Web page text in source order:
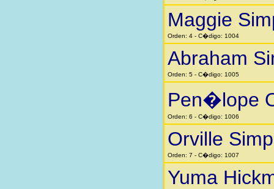
Maggie
Orden: 4 - C�digo: 1004
Abraham
Orden: 5 - C�digo: 1005
Pen�lope
Orden: 6 - C�digo: 1006
Orville
Orden: 7 - C�digo: 1007
Yuma